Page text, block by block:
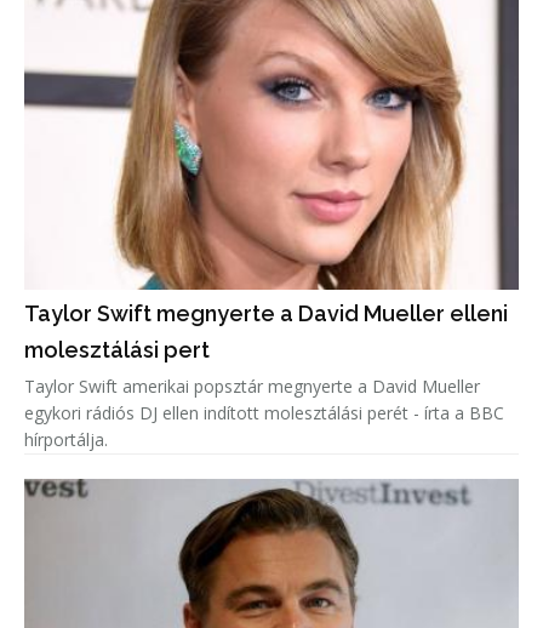
Taylor Swift megnyerte a David Mueller elleni
molesztálási pert
Taylor Swift amerikai popsztár megnyerte a David Mueller
egykori rádiós DJ ellen indított molesztálási perét - írta a BBC
hírportálja.